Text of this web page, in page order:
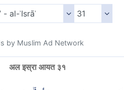
by Muslim Ad Network
अल इस्रा आयत ३१